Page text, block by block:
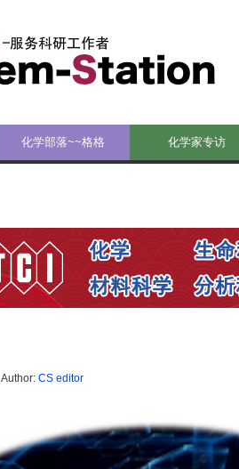
化学部落~~格格 化学家专访
Author: CS editor